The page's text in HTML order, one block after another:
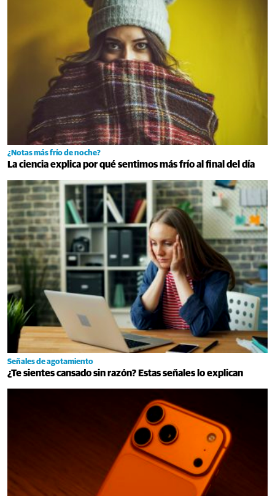
¿Notas más frío de noche?
La ciencia explica por qué sentimos más frío al final del día
Señales de agotamiento
¿Te sientes cansado sin razón? Estas señales lo explican